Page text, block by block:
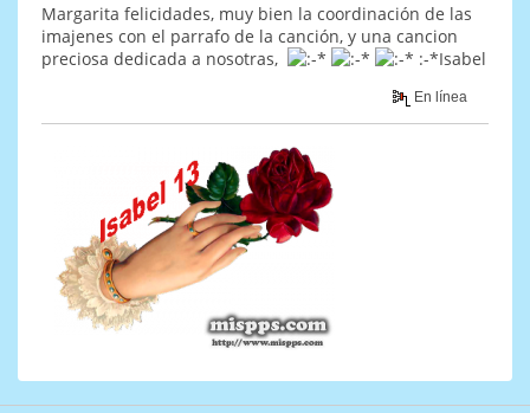
Margarita felicidades, muy bien la coordinación de las
imajenes con el parrafo de la canción, y una cancion
preciosa dedicada a nosotras,
:-*Isabel
En línea